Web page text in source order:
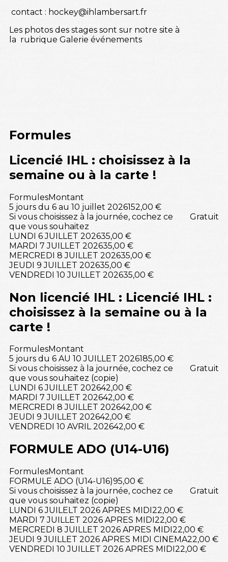
contact : hockey@ihlambersart.fr
Les photos des stages sont sur notre site à
la rubrique Galerie événements
Formules
Licencié IHL : choisissez à la
semaine ou à la carte !
FormulesMontant
5 jours du 6 au 10 juillet 2026152,00 €
Si vous choisissez à la journée, cochez ce
que vous souhaitez
Gratuit
LUNDI 6 JUILLET 202635,00 €
MARDI 7 JUILLET 202635,00 €
MERCREDI 8 JUILLET 202635,00 €
JEUDI 9 JUILLET 202635,00 €
VENDREDI 10 JUILLET 202635,00 €
Non licencié IHL : Licencié IHL :
choisissez à la semaine ou à la
carte !
FormulesMontant
5 jours du 6 AU 10 JUILLET 2026185,00 €
Si vous choisissez à la journée, cochez ce
que vous souhaitez (copie)
Gratuit
LUNDI 6 JUILLET 202642,00 €
MARDI 7 JUILLET 202642,00 €
MERCREDI 8 JUILLET 202642,00 €
JEUDI 9 JUILLET 202642,00 €
VENDREDI 10 AVRIL 202642,00 €
FORMULE ADO (U14-U16)
FormulesMontant
FORMULE ADO (U14-U16)95,00 €
Si vous choisissez à la journée, cochez ce
que vous souhaitez (copie)
Gratuit
LUNDI 6 JUILELT 2026 APRES MIDI 22,00 €
MARDI 7 JUILLET 2026 APRES MIDI 22,00 €
MERCREDI 8 JUILLET 2026 APRES MIDI 22,00 €
JEUDI 9 JUILLET 2026 APRES MIDI CINEMA22,00 €
VENDREDI 10 JUILLET 2026 APRES MIDI 22,00 €